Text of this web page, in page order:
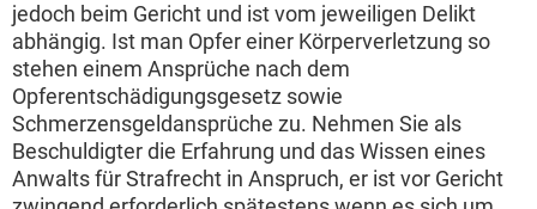
jedoch beim Gericht und ist vom jeweiligen Delikt
abhängig. Ist man Opfer einer Körperverletzung so
stehen einem Ansprüche nach dem
Opferentschädigungsgesetz sowie
Schmerzensgeldansprüche zu. Nehmen Sie als
Beschuldigter die Erfahrung und das Wissen eines
Anwalts für Strafrecht in Anspruch, er ist vor Gericht